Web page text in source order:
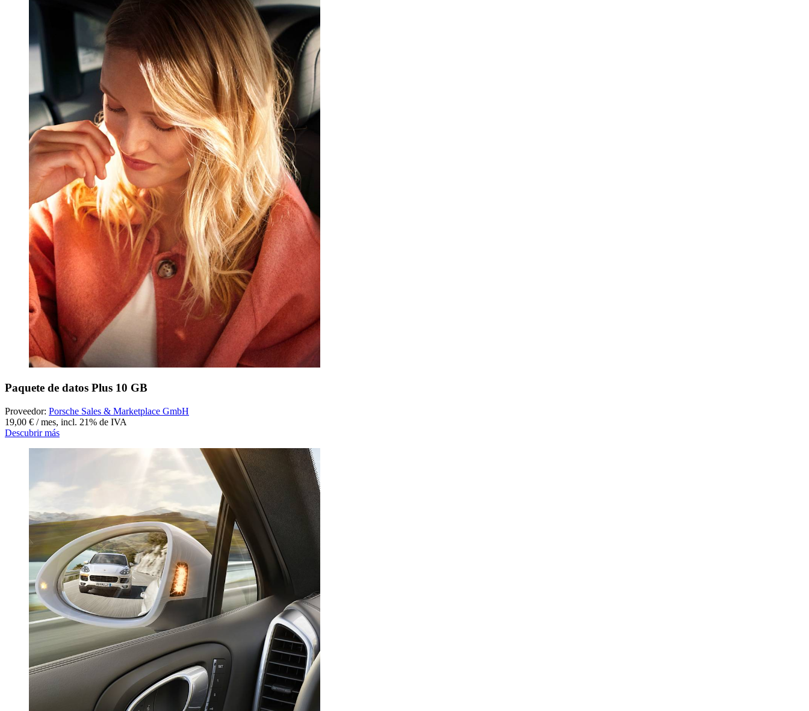
Paquete de datos Plus 10 GB
Proveedor: Porsche Sales & Marketplace GmbH
19,00 € / mes, incl. 21% de IVA
Descubrir más